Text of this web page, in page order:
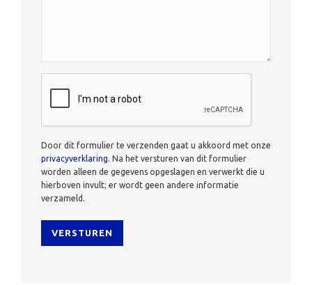
Door dit formulier te verzenden gaat u akkoord met onze
privacyverklaring. Na het versturen van dit formulier
worden alleen de gegevens opgeslagen en verwerkt die u
hierboven invult; er wordt geen andere informatie
verzameld.